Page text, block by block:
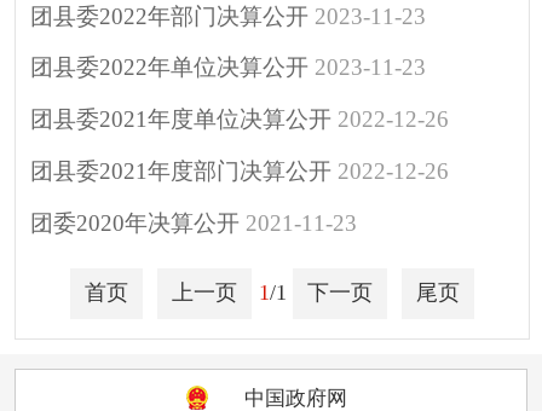
人大代表建议
政协委员提案
招考招录
重大决策
其他
团县委2022年部门决算公开 2023-11-23
团县委2022年单位决算公开 2023-11-23
团县委2021年度单位决算公开 2022-12-26
团县委2021年度部门决算公开 2022-12-26
团委2020年决算公开 2021-11-23
首页 上一页 1/1 下一页 尾页
中国政府网